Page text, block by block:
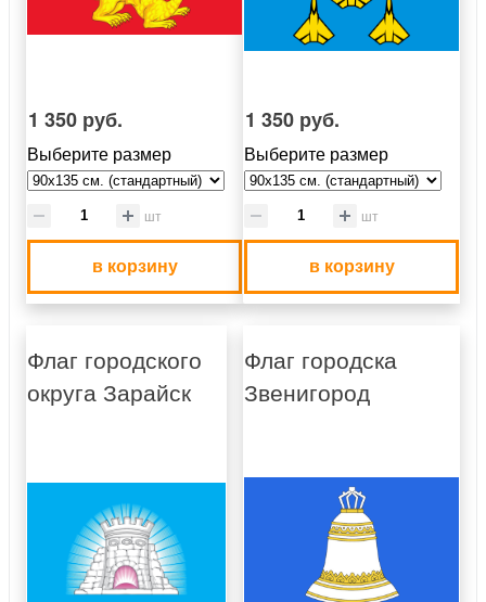
1 350 руб.
Выберите размер
шт
в корзину
1 350 руб.
Выберите размер
шт
в корзину
Флаг городского
округа Зарайск
Флаг городска
Звенигород